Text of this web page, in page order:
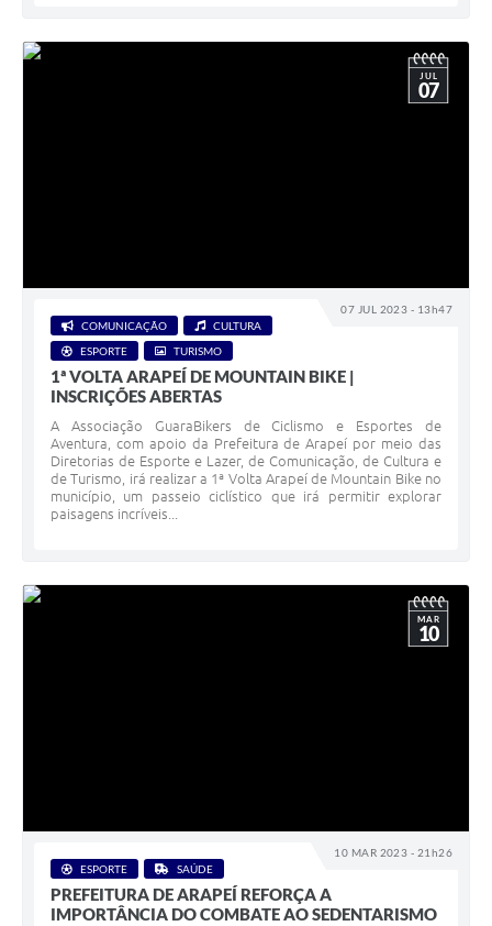
07 JUL 2023 - 13h47
JUL
07
COMUNICAÇÃO
CULTURA
ESPORTE
TURISMO
1ª VOLTA ARAPEÍ DE MOUNTAIN BIKE |
INSCRIÇÕES ABERTAS
A Associação GuaraBikers de Ciclismo e Esportes de
Aventura, com apoio da Prefeitura de Arapeí por meio das
Diretorias de Esporte e Lazer, de Comunicação, de Cultura e
de Turismo, irá realizar a 1ª Volta Arapeí de Mountain Bike no
município, um passeio ciclístico que irá permitir explorar
paisagens incríveis...
10 MAR 2023 - 21h26
MAR
10
ESPORTE SAÚDE
PREFEITURA DE ARAPEÍ REFORÇA A
IMPORTÂNCIA DO COMBATE AO SEDENTARISMO